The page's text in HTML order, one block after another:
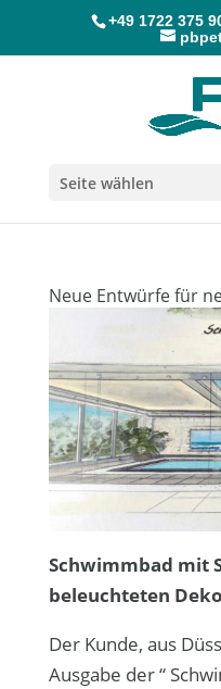
+49 1722 375
Seite wählen
Neue Entwürfe für
Schwimmbad mit
beleuchteten
Der Kunde, aus
Ausgabe der “